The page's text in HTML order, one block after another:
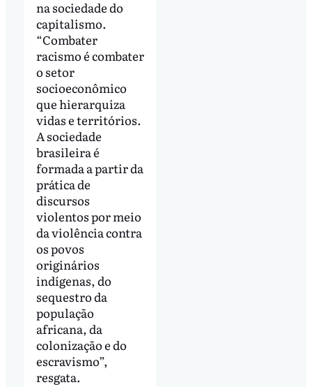
na sociedade do
capitalismo.
“Combater
racismo é combater
o setor
socioeconômico
que hierarquiza
vidas e territórios.
A sociedade
brasileira é
formada a partir da
prática de
discursos
violentos por meio
da violência contra
os povos
originários
indígenas, do
sequestro da
população
africana, da
colonização e do
escravismo”,
resgata.